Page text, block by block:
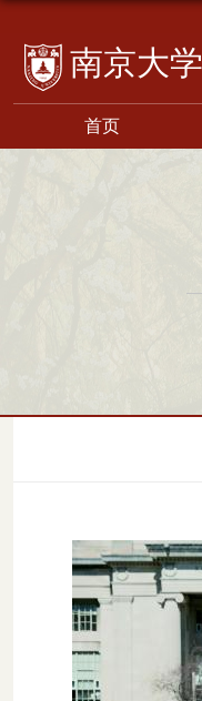
首页